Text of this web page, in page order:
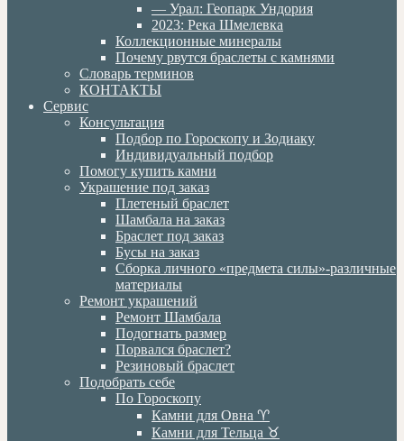
— Урал: Геопарк Ундория
2023: Река Шмелевка
Коллекционные минералы
Почему рвутся браслеты с камнями
Словарь терминов
КОНТАКТЫ
Сервис
Консультация
Подбор по Гороскопу и Зодиаку
Индивидуальный подбор
Помогу купить камни
Украшение под заказ
Плетеный браслет
Шамбала на заказ
Браслет под заказ
Бусы на заказ
Сборка личного «предмета силы»-различные
материалы
Ремонт украшений
Ремонт Шамбала
Подогнать размер
Порвался браслет?
Резиновый браслет
Подобрать себе
По Гороскопу
Камни для Овна ♈️
Камни для Тельца ♉️